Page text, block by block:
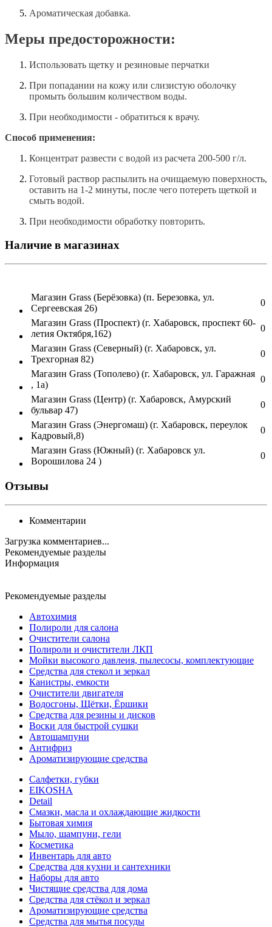
Ароматическая добавка.
Меры предосторожности:
Использовать щетку и резиновые перчатки
При попадании на кожу или слизистую оболочку
промыть большим количеством воды.
При необходимости - обратиться к врачу.
Способ применения:
Концентрат развести с водой из расчета 200-500 г/л.
Готовый раствор распылить на очищаемую поверхность,
оставить на 1-2 минуты, после чего потереть щеткой и
смыть водой.
При необходимости обработку повторить.
Наличие в магазинах
Магазин Grass (Берёзовка) (п. Березовка, ул.
Сергеевская 26)
0
Магазин Grass (Проспект) (г. Хабаровск, проспект 60-
летия Октября,162)
0
Магазин Grass (Северный) (г. Хабаровск, ул.
Трехгорная 82)
0
Магазин Grass (Тополево) (г. Хабаровск, ул. Гаражная
, 1а)
0
Магазин Grass (Центр) (г. Хабаровск, Амурский
бульвар 47)
0
Магазин Grass (Энергомаш) (г. Хабаровск, переулок
Кадровый,8)
0
Магазин Grass (Южный) (г. Хабаровск ул.
Ворошилова 24 )
0
Отзывы
Комментарии
Загрузка комментариев...
Рекомендуемые разделы
Информация
Рекомендуемые разделы
Автохимия
Полироли для салона
Очистители салона
Полироли и очистители ЛКП
Мойки высокого давлеия, пылесосы, комплектующие
Средства для стекол и зеркал
Канистры, емкости
Очистители двигателя
Водосгоны, Щётки, Ёршики
Средства для резины и дисков
Воски для быстрой сушки
Автошампуни
Антифриз
Ароматизирующие средства
Салфетки, губки
EIKOSHA
Detail
Смазки, масла и охлаждающие жидкости
Бытовая химия
Мыло, шампуни, гели
Косметика
Инвентарь для авто
Средства для кухни и сантехники
Наборы для авто
Чистящие средства для дома
Средства для стёкол и зеркал
Ароматизирующие средства
Средства для мытья посуды